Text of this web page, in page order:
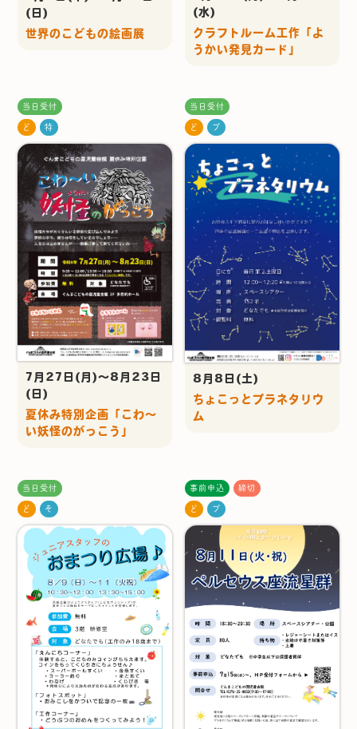
(日)
世界のこどもの絵画展
(水)
クラフトルーム工作「よ
うかい発見カード」
当日受付
ど 特
7月27日(月)～8月23日
(日)
夏休み特別企画「こわ～
い妖怪のがっこう」
当日受付
ど プ
8月8日(土)
ちょこっとプラネタリウ
ム
当日受付
ど そ
事前申込 締切
ど プ